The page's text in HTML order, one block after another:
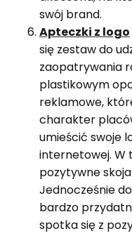
swój brand.
Apteczki z logo
się zestaw do
zaopatrywania
plastikowym
reklamowe,
charakter
umieścić swoje
internetowej. W
pozytywne
Jednocześnie
bardzo
spotka się z